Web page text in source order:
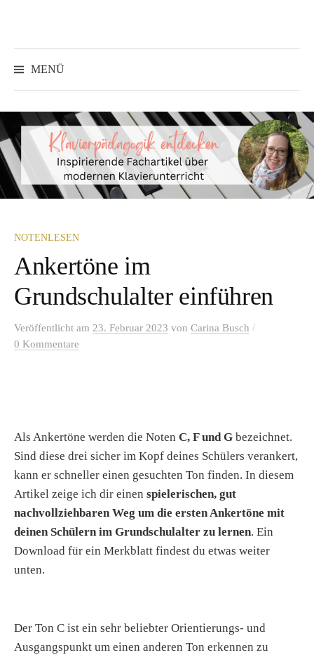
Inhalt
MENÜ
NOTENLESEN
Ankertöne im
Grundschulalter einführen
Veröffentlicht am 23. Februar 2023 von Carina Busch /
0 Kommentare
Als Ankertöne werden die Noten C, F und G bezeichnet.
Sind diese drei sicher im Kopf deines Schülers verankert,
kann er schneller einen gesuchten Ton finden. In diesem
Artikel zeige ich dir einen spielerischen, gut
nachvollziehbaren Weg um die ersten Ankertöne mit
deinen Schülern im Grundschulalter zu lernen. Ein
Download für ein Merkblatt findest du etwas weiter
unten.
Der Ton C ist ein sehr beliebter Orientierungs- und
Ausgangspunkt um einen anderen Ton erkennen zu